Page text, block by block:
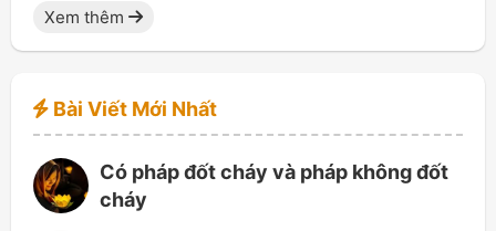
Xem thêm
Bài Viết Mới Nhất
Có pháp đốt cháy và pháp không đốt
cháy